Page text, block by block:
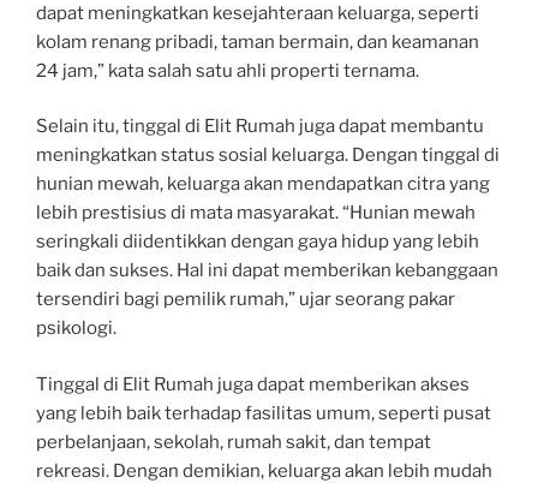
dapat meningkatkan kesejahteraan keluarga, seperti
kolam renang pribadi, taman bermain, dan keamanan
24 jam,” kata salah satu ahli properti ternama.
Selain itu, tinggal di Elit Rumah juga dapat membantu
meningkatkan status sosial keluarga. Dengan tinggal di
hunian mewah, keluarga akan mendapatkan citra yang
lebih prestisius di mata masyarakat. “Hunian mewah
seringkali diidentikkan dengan gaya hidup yang lebih
baik dan sukses. Hal ini dapat memberikan kebanggaan
tersendiri bagi pemilik rumah,” ujar seorang pakar
psikologi.
Tinggal di Elit Rumah juga dapat memberikan akses
yang lebih baik terhadap fasilitas umum, seperti pusat
perbelanjaan, sekolah, rumah sakit, dan tempat
rekreasi. Dengan demikian, keluarga akan lebih mudah